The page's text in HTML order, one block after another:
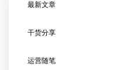
最新文章
干货分享
运营随笔